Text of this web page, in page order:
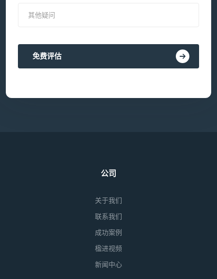
免费评估
公司
关于我们
联系我们
成功案例
楹进视频
新闻中心